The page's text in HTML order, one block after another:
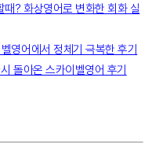
? 화상영어로 변화한 회화 실
영어에서 정체기 극복한 후기
돌아온 스카이벨영어 후기